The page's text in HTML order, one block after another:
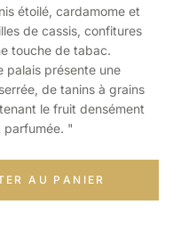
étoilé, cardamome et
de cassis, confitures
touche de tabac.
palais présente une
de tanins à grains
le fruit densément
parfumée. "
AU PANIER